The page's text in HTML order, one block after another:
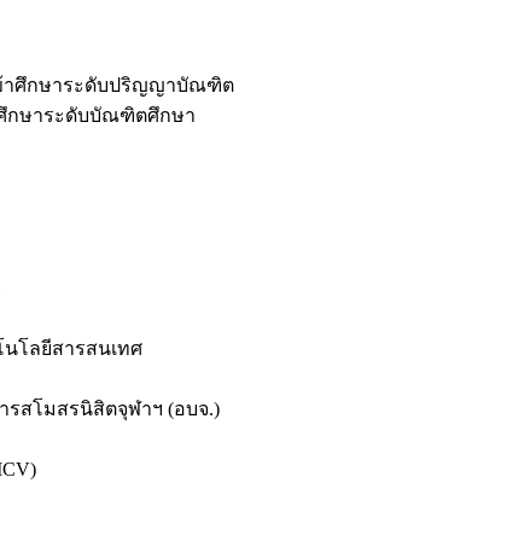
าศึกษาระดับปริญญาบัณฑิต
กษาระดับบัณฑิตศึกษา
โลยีสารสนเทศ
รสโมสรนิสิตจุฬาฯ (อบจ.)